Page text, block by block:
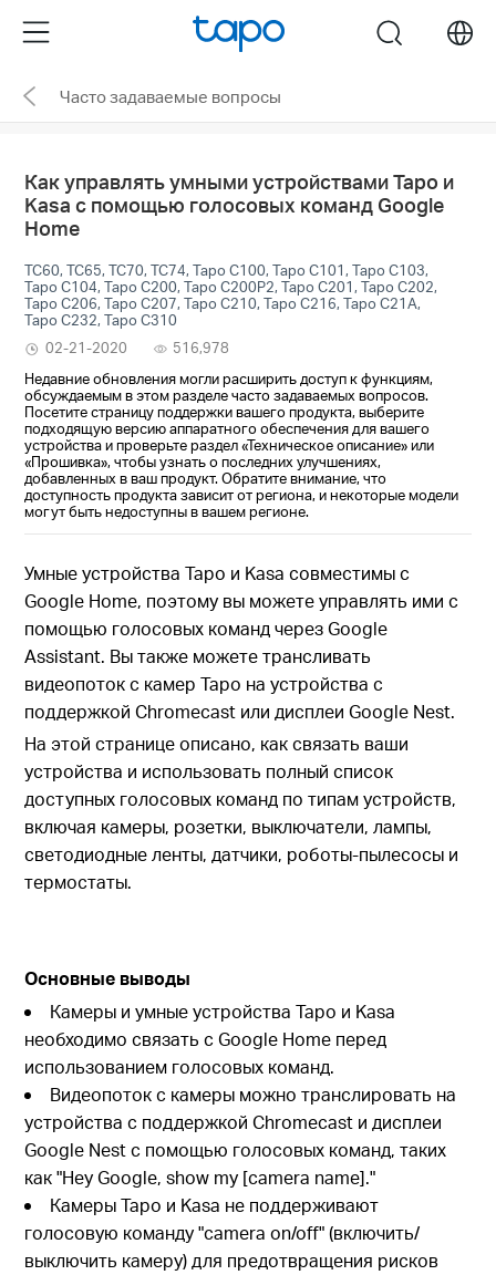
the
navigation
Menu search
Часто задаваемые вопросы
Как управлять умными устройствами Tapo и
Kasa с помощью голосовых команд Google
Home
TC60, TC65, TC70, TC74, Tapo C100, Tapo C101, Tapo C103,
Tapo C104, Tapo C200, Tapo C200P2, Tapo C201, Tapo C202,
Tapo C206, Tapo C207, Tapo C210, Tapo C216, Tapo C21A,
Tapo C232, Tapo C310
02-21-2020
516,978
Недавние обновления могли расширить доступ к функциям,
обсуждаемым в этом разделе часто задаваемых вопросов.
Посетите страницу поддержки вашего продукта, выберите
подходящую версию аппаратного обеспечения для вашего
устройства и проверьте раздел «Техническое описание» или
«Прошивка», чтобы узнать о последних улучшениях,
добавленных в ваш продукт. Обратите внимание, что
доступность продукта зависит от региона, и некоторые модели
могут быть недоступны в вашем регионе.
Умные устройства Tapo и Kasa совместимы с
Google Home, поэтому вы можете управлять ими с
помощью голосовых команд через Google
Assistant. Вы также можете трансливать
видеопоток с камер Tapo на устройства с
поддержкой Chromecast или дисплеи Google Nest.
На этой странице описано, как связать ваши
устройства и использовать полный список
доступных голосовых команд по типам устройств,
включая камеры, розетки, выключатели, лампы,
светодиодные ленты, датчики, роботы-пылесосы и
термостаты.
Основные выводы
Камеры и умные устройства Tapo и Kasa
необходимо связать с Google Home перед
использованием голосовых команд.
Видеопоток с камеры можно транслировать на
устройства с поддержкой Chromecast и дисплеи
Google Nest с помощью голосовых команд, таких
как "Hey Google, show my [camera name]."
Камеры Tapo и Kasa не поддерживают
голосовую команду "camera on/off" (включить/
выключить камеру) для предотвращения рисков